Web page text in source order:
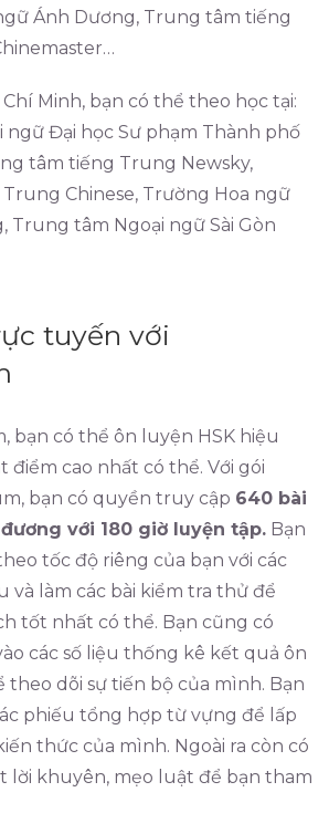
Ánh Dương, Trung tâm tiếng
Minh, bạn có thể theo học tại:
ngữ Đại học Sư phạm Thành phố
tâm tiếng Trung Newsky,
Chinese, Trường Hoa ngữ
Trung tâm Ngoại ngữ Sài Gòn
tuyến với
bạn có thể ôn luyện HSK hiệu
điểm cao nhất có thể. Với gói
bạn có quyền truy cập 640 bài
với 180 giờ luyện tập. Bạn
tốc độ riêng của bạn với các
và làm các bài kiểm tra thử để
tốt nhất có thể. Bạn cũng có
các số liệu thống kê kết quả ôn
theo dõi sự tiến bộ của mình. Bạn
phiếu tổng hợp từ vựng để lấp
thức của mình. Ngoài ra còn có
lời khuyên, mẹo luật để bạn tham